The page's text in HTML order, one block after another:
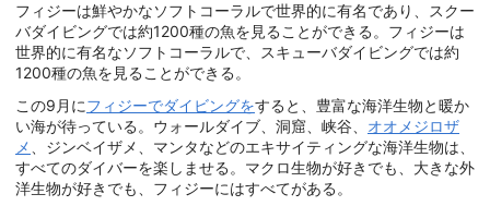
フィジーは鮮やかなソフトコーラルで世界的に有名であり、スクー
バダイビングでは約1200種の魚を見ることができる。フィジーは
世界的に有名なソフトコーラルで、スキューバダイビングでは約
1200種の魚を見ることができる。
この9月にフィジーでダイビングをすると、豊富な海洋生物と暖か
い海が待っている。ウォールダイブ、洞窟、峡谷、 オオメジロザ
メ
、ジンベイザメ、マンタなどのエキサイティングな海洋生物は、
すべてのダイバーを楽しませる。マクロ生物が好きでも、大きな外
洋生物が好きでも、フィジーにはすべてがある。